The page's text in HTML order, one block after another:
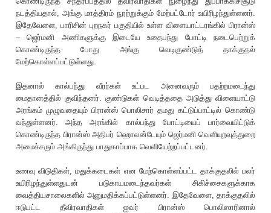
நடத்தியதால், அங்கு மாத்திரம் நூற்றுக்கும் மேற்பட்டோர் உயிரிழந்துள்ளனர்.
இதேவேளை, பாரிசின் புறநகர் பகுதியில் உள்ள விளையாட்டரங்கில் பிரான்ஸ்
– ஜெர்மனி அணிகளுக்கு இடையே உதைபந்து போட்டி நடைபெற்றுக்
கொண்டிருந்த போது அங்கு வெடிகுண்டுத் தாக்குதல்
மேற்கொள்ளப்பட்டுள்ளது.
இதனால் கால்பந்து வீரர்கள் உட்பட அனைவரும் பதற்றமடைந்து
மைதானத்தில் குவிந்தனர். குண்டுகள் வெடித்ததை அடுத்து விளையாட்டு
அரங்கம் முழுவதையும் பிரான்ஸ் பொலிசார் தமது கட்டுப்பாட்டில் கொண்டு
வந்துள்ளனர். அந்த அரங்கில் கால்பந்து போட்டியைப் பார்வையிட்டுக்
கொண்டிருந்த பிரான்ஸ் அதிபர் ஹொலன்டேயும் ஜெர்மனி வெளியுறவுத்துறை
அமைச்சரும் அங்கிருந்து பாதுகாப்பாக வெளியேற்றப்பட்டனர்.
உணவு விடுதிகள், மதுக்கடைகள் என மேற்கொள்ளப்பட்ட தாக்குதலில் பலர்
உயிரிழந்துள்ளதுடன் படுகாயமடைந்தவர்கள் சிகிச்சைகளுக்காக
வைத்தியசாலைகளில் அனுமதிக்கப்பட்டுள்ளனர். இதேவேளை, தாக்குதலில்
ஈடுபட்ட தீவிரவாதிகள் ஐவர் பிரான்ஸ் பொலிஸாரினால்